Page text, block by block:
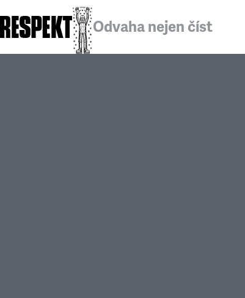
Odvaha nejen číst